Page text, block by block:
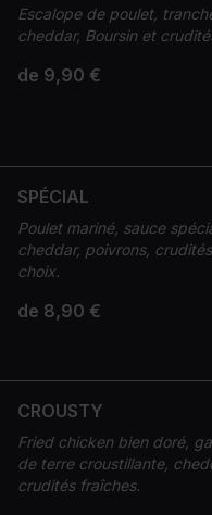
Escalope de poulet,
cheddar, Boursin et
de 9,90 €
SPÉCIAL
Poulet mariné, sauce
cheddar, poivrons,
choix.
de 8,90 €
CROUSTY
Fried chicken bien doré,
de terre croustillante,
crudités fraîches.